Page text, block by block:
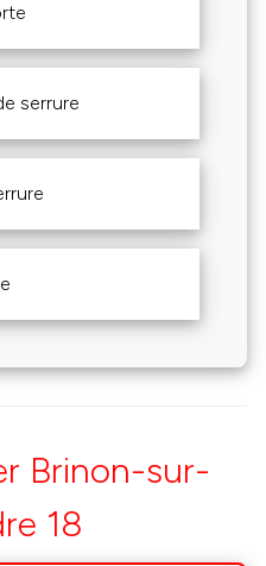
serrure
Brinon-sur-
18